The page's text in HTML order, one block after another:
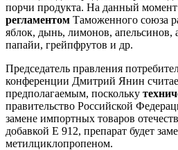
порчи продукта. На данный момент
регламентом Таможенного союза
яблок, дынь, лимонов, апельсинов,
папайи, грейпфрутов и др.
Председатель правления
конференции Дмитрий Янин
предполагаемым, поскольку
правительство Российской
замене импортных товаров
добавкой Е 912, препарат будет
метилциклопропеном.